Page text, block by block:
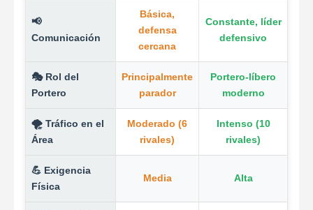
📢
Comunicación
Básica,
defensa
cercana
Constante, líder
defensivo
🎭 Rol del
Portero
Principalmente
parador
Portero-líbero
moderno
🌪️ Tráfico en el
Área
Moderado (6
rivales)
Intenso (10
rivales)
💪 Exigencia
Física
Media Alta